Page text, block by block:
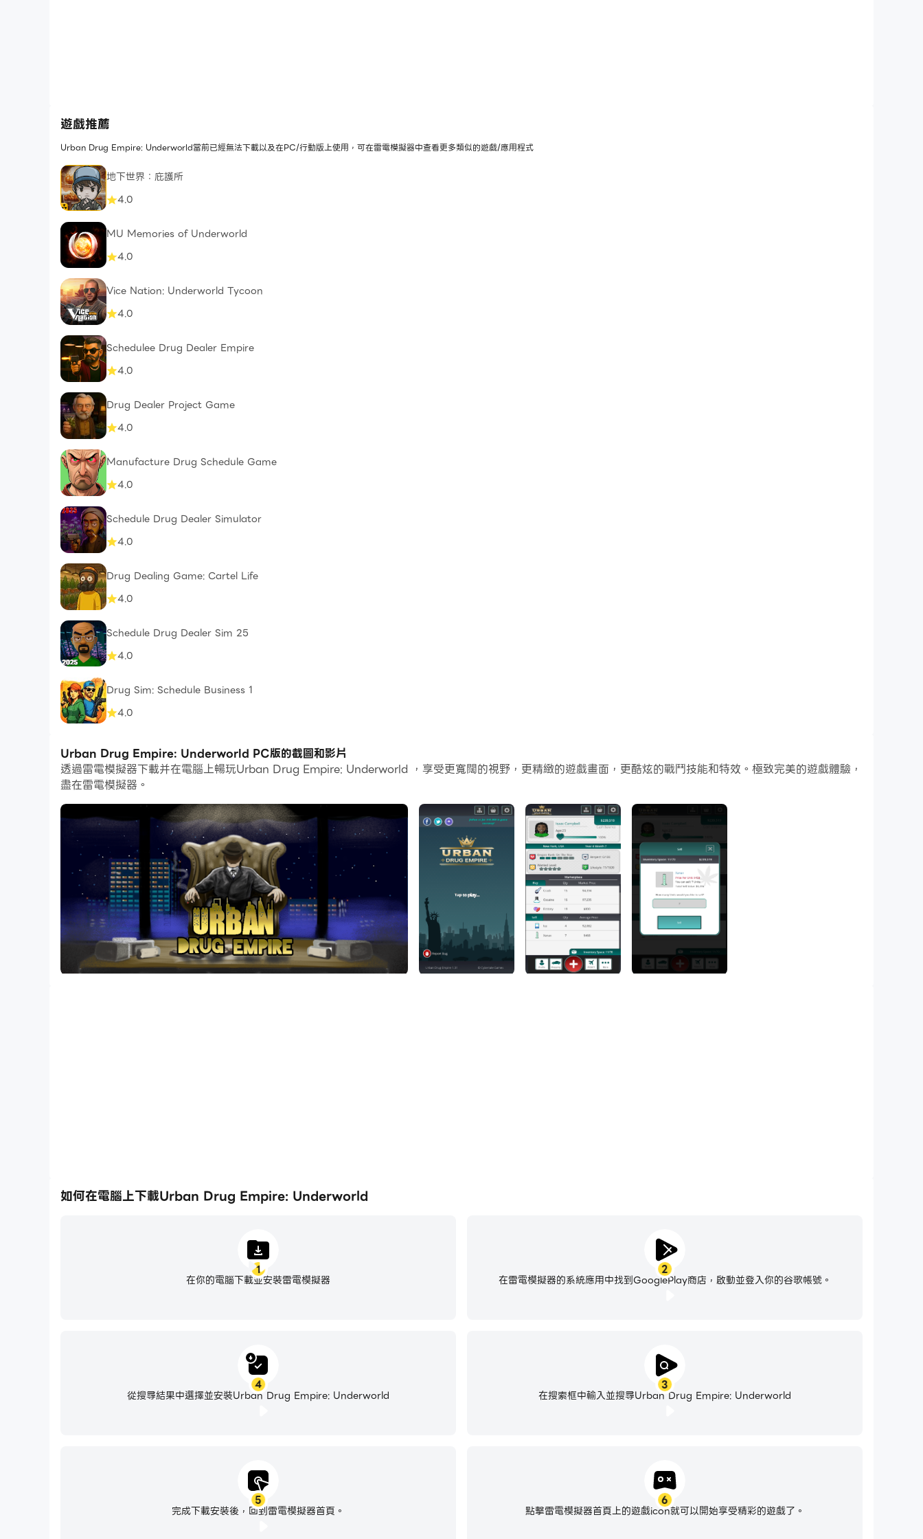
遊戲推薦
Urban Drug Empire: Underworld當前已經無法下載以及在PC/行動版上使用，可在雷電模擬器中查看更多類似的遊戲/應用程式
地下世界：庇護所
4.0
MU Memories of Underworld
4.0
Vice Nation: Underworld Tycoon
4.0
Schedulee Drug Dealer Empire
4.0
Drug Dealer Project Game
4.0
Manufacture Drug Schedule Game
4.0
Schedule Drug Dealer Simulator
4.0
Drug Dealing Game: Cartel Life
4.0
Schedule Drug Dealer Sim 25
4.0
Drug Sim: Schedule Business 1
4.0
Urban Drug Empire: Underworld PC版的截圖和影片
透過雷電模擬器下載并在電腦上暢玩Urban Drug Empire: Underworld ，享受更寬闊的視野，更精緻的遊戲畫面，更酷炫的戰鬥技能和特效。極致完美的遊戲體驗，
盡在雷電模擬器。
如何在電腦上下載Urban Drug Empire: Underworld
1
在你的電腦下載並安裝雷電模擬器
2
在雷電模擬器的系統應用中找到GooglePlay商店，啟動並登入你的谷歌帳號。
3
在搜索框中輸入並搜尋Urban Drug Empire: Underworld
4
從搜尋結果中選擇並安裝Urban Drug Empire: Underworld
5
完成下載安裝後，回到雷電模擬器首頁。
6
點擊雷電模擬器首頁上的遊戲icon就可以開始享受精彩的遊戲了。